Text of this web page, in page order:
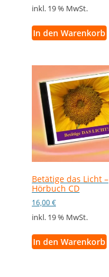
inkl. 19 % MwSt.
In den Warenkorb
Betätige das Licht –
Hörbuch CD
16,00€
inkl. 19 % MwSt.
In den Warenkorb